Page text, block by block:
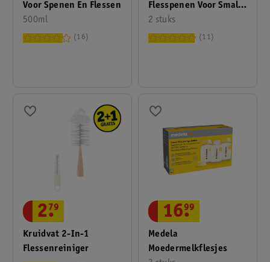
Voor Spenen En Flessen
500ml
16
Flesspenen Voor Smalle
Halsfles
2 stuks
11
Kruidvat 2-In-1
Flessenreiniger
2.
79
Medela
Moedermelkflesjes
16.
99